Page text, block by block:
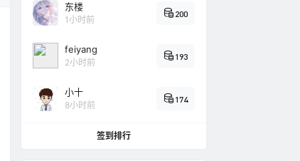
东楼
1小时前
200
feiyang
2小时前
193
小十
8小时前
174
签到排行